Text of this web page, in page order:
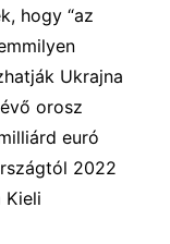
hogy “az
Ukrajna
orosz
euró
2022
Kieli